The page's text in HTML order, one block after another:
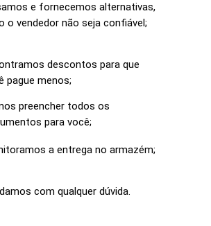
e fornecemos alternativas,
o vendedor não seja confiável;
descontos para que
pague menos;
preencher todos os
para você;
a entrega no armazém;
com qualquer dúvida.